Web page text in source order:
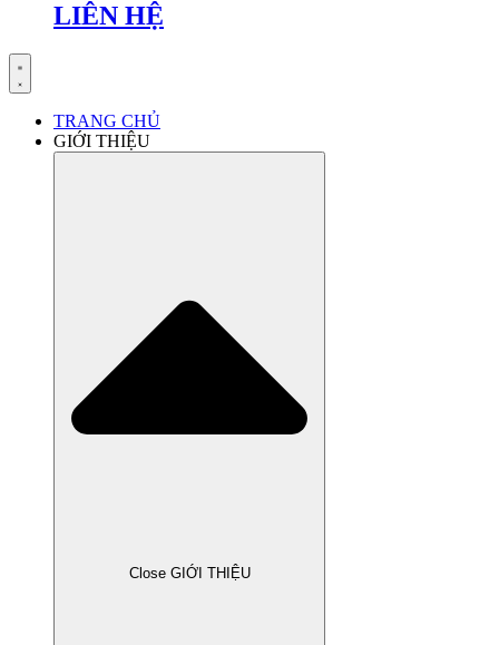
LIÊN HỆ
TRANG CHỦ
GIỚI THIỆU
Close GIỚI THIỆU